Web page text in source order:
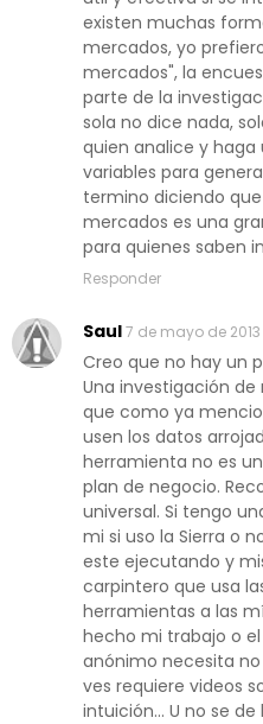
existen muchas
mercados, yo
mercados", la
parte de la
sola no dice nada,
quien analice y
variables para
termino diciendo
mercados es una
para quienes saben
Responder
Saul7 de mayo de
Creo que no hay un
Una investigación
que como ya
usen los datos
herramienta no es
plan de negocio.
universal. Si tengo
mi si uso la Sierra o
este ejecutando y
carpintero que usa
herramientas a las
hecho mi trabajo o el
anónimo necesita
ves requiere videos
intuición... U no se de